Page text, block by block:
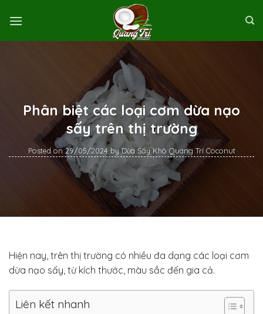
Phân biệt các loại cơm dừa nạo
sấy trên thị trường
Posted on29/05/2024 byDừa Sấy Khô Quang Trí Coconut
Hiện nay, trên thị trường có nhiều đa dạng các loại cơm
dừa nạo sấy, từ kích thước, màu sắc đến gia cả.
Liên kết nhanh